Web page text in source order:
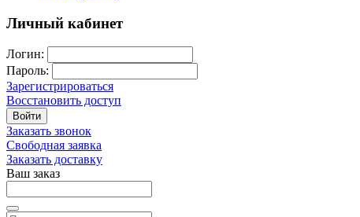
Личный кабинет
Логин:
Пароль:
Зарегистрироваться
Восстановить доступ
Войти
Заказать звонок
Свободная заявка
Заказать доставку
Ваш заказ